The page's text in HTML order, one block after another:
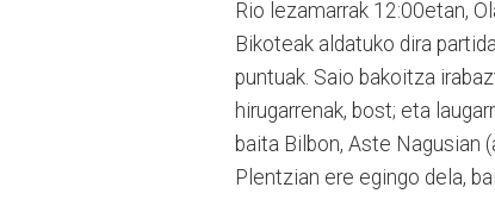
Rio lezamarrak 12:00etan,
Bikoteak aldatuko dira
puntuak. Saio bakoitza
hirugarrenak, bost; eta
baita Bilbon, Aste Nagusian
Plentzian ere egingo dela,